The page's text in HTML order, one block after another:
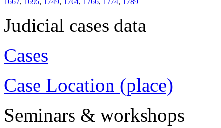
Judicial cases data
Cases
Case Location (place)
Seminars & workshops